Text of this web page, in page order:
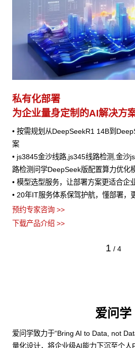
私有化部署
为企业量身定制的AI解决方
• 按需规划从DeepSeekR1 14B到
案
• js3845金沙线路,js345线路检测,金沙
路检测问学DeepSeek版配置算力优化
• 模型选型服务，让部署方案更适合企
• 20年IT服务体系保驾护航，懂部署，
预约专家咨询 >>
下载产品介绍 >>
1 / 4
爱问学
爱问学致力于“Bring AI to Data, not
量化设计，将企业级AI能力下沉至个